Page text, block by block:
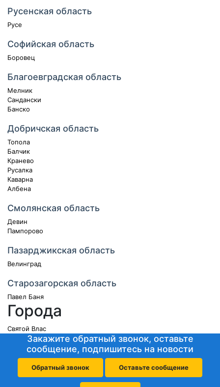
Русенская область
Русе
Софийская область
Боровец
Благоевградская область
Мелник
Сандански
Банско
Добричская область
Топола
Балчик
Кранево
Русалка
Каварна
Албена
Смолянская область
Девин
Пампорово
Пазарджикская область
Велинград
Старозагорская область
Павел Баня
Города
Святой Влас
Закажите обратный звонок, оставьте
сообщение, подпишитесь на новости
Обратный звонок Оставьте сообщение